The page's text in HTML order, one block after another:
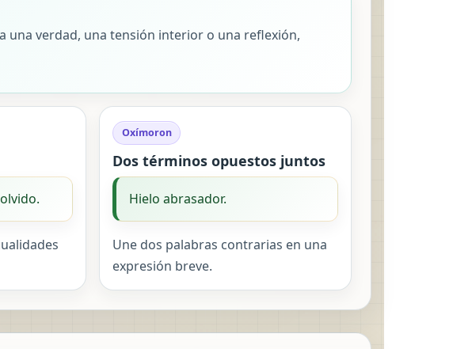
una verdad, una tensión interior o una reflexión,
Oxímoron
Dos términos opuestos juntos
Hielo abrasador.
Une dos palabras contrarias en una
expresión breve.